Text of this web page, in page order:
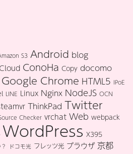
S3 Android blog
ConoHa Copy docomo
Google Chrome HTML5 IPoE
LINE Linux Nginx NodeJS OCN
ThinkPad Twitter
Checker vrchat Web webpack
WordPress X395
ドコモ光 フレッツ光 ブラウザ 京都